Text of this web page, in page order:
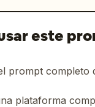
este
prompt completo
plataforma